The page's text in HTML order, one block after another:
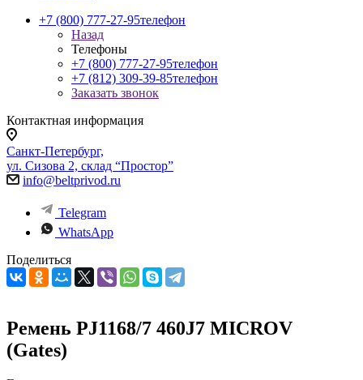
+7 (800) 777-27-95телефон
Назад
Телефоны
+7 (800) 777-27-95телефон
+7 (812) 309-39-85телефон
Заказать звонок
Контактная информация
Санкт-Петербург,
ул. Сизова 2, склад “Простор”
info@beltprivod.ru
Telegram
WhatsApp
Поделиться
Ремень PJ1168/7 460J7 MICROV
(Gates)